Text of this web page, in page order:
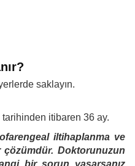
saklayın.
itibaren 36 ay.
iltihaplanma ve
Doktorunuzun